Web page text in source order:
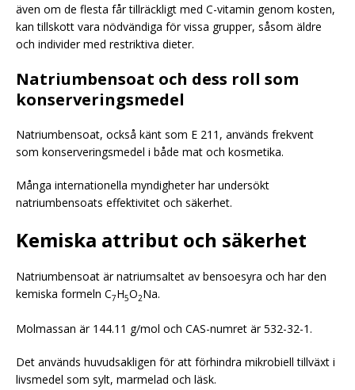
även om de flesta får tillräckligt med C-vitamin genom kosten,
kan tillskott vara nödvändiga för vissa grupper, såsom äldre
och individer med restriktiva dieter.
Natriumbensoat och dess roll som
konserveringsmedel
Natriumbensoat, också känt som E 211, används frekvent
som konserveringsmedel i både mat och kosmetika.
Många internationella myndigheter har undersökt
natriumbensoats effektivitet och säkerhet.
Kemiska attribut och säkerhet
Natriumbensoat är natriumsaltet av bensoesyra och har den
kemiska formeln C7H5O2Na.
Molmassan är 144.11 g/mol och CAS-numret är 532-32-1.
Det används huvudsakligen för att förhindra mikrobiell tillväxt i
livsmedel som sylt, marmelad och läsk.